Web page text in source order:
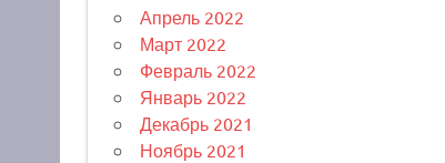
Апрель 2022
Март 2022
Февраль 2022
Январь 2022
Декабрь 2021
Ноябрь 2021